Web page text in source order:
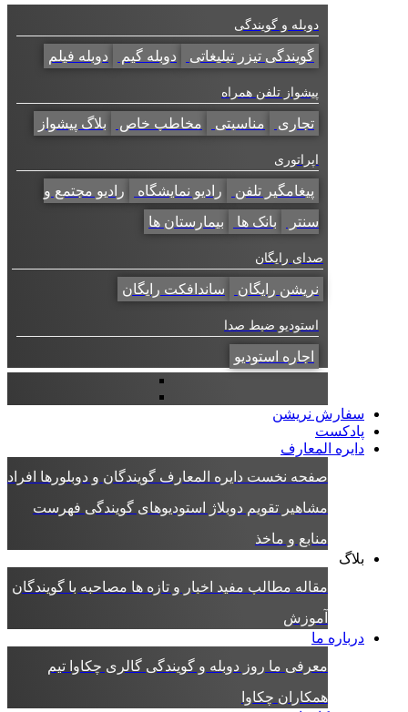
دوبله و گویندگی
گویندگی تیزر تبلیغاتی دوبله گیم دوبله فیلم
پیشواز تلفن همراه
تجاری مناسبتی مخاطب خاص بلاگ پیشواز
اپراتوری
پیغامگیر تلفن رادیو نمایشگاه
رادیو مجتمع و
سنتر
بانک ها بیمارستان ها
صدای رایگان
نریشن رایگان ساندافکت رایگان
استودیو ضبط صدا
اجاره استودیو
سفارش نریشن
پادکست
دایره المعارف
صفحه نخست دایره المعارف گویندگان و دوبلورها افراد
مشاهیر تقویم دوبلاژ استودیوهای گویندگی فهرست
منابع و ماخذ
بلاگ
مقاله مطالب مفید اخبار و تازه ها مصاحبه با گویندگان
آموزش
درباره ما
معرفی ما روز دوبله و گویندگی گالری چکاوا تیم
همکاران چکاوا